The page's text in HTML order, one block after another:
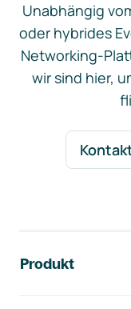
Unabhängig
oder hybrides
Networking-
wir sind hier,
Produkt